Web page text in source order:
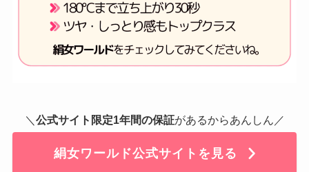
＼ 公式サイト限定1年間の保証があるからあんしん／
絹女ワールド公式サイトを見る